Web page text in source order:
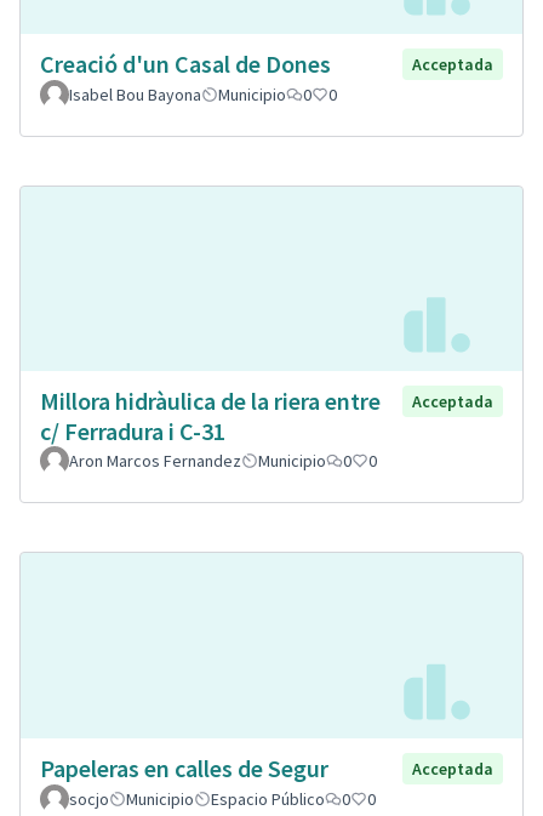
Creació d'un Casal de Dones
Acceptada
Isabel Bou Bayona
Municipio 0 0
Millora hidràulica de la riera entre
c/ Ferradura i C-31
Acceptada
Aron Marcos Fernandez Municipio 0 0
Papeleras en calles de Segur
Acceptada
socjo
Municipio Espacio Público 0 0